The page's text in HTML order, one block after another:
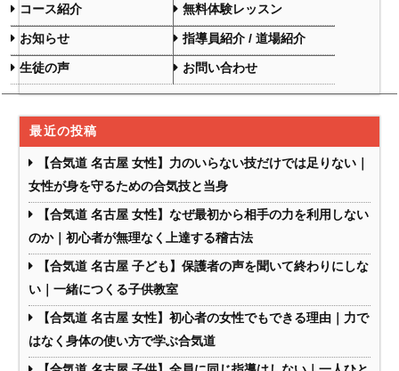
コース紹介 無料体験レッスン
お知らせ 指導員紹介 / 道場紹介
生徒の声 お問い合わせ
最近の投稿
【合気道 名古屋 女性】力のいらない技だけでは足りない｜
女性が身を守るための合気技と当身
【合気道 名古屋 女性】なぜ最初から相手の力を利用しない
のか｜初心者が無理なく上達する稽古法
【合気道 名古屋 子ども】保護者の声を聞いて終わりにしな
い｜一緒につくる子供教室
【合気道 名古屋 女性】初心者の女性でもできる理由｜力で
はなく身体の使い方で学ぶ合気道